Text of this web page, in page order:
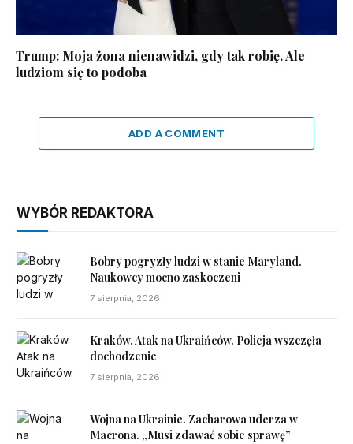
Trump: Moja żona nienawidzi, gdy tak robię. Ale
ludziom się to podoba
ADD A COMMENT
WYBÓR REDAKTORA
Bobry pogryzły ludzi w stanie Maryland.
Naukowcy mocno zaskoczeni
7 sierpnia, 2026
Kraków. Atak na Ukraińców. Policja wszczęła
dochodzenie
7 sierpnia, 2026
Wojna na Ukrainie. Zacharowa uderza w
Macrona. „Musi zdawać sobie sprawę”